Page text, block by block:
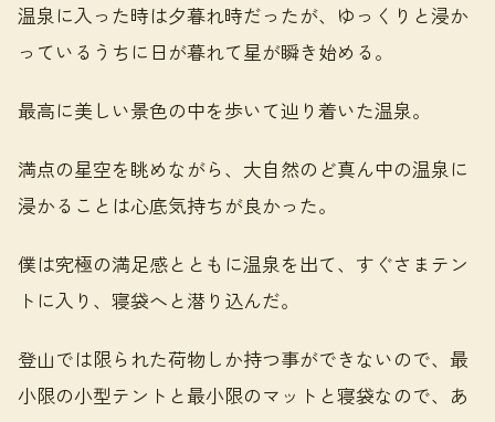
温泉に入った時は夕暮れ時だったが、ゆっくりと浸か
っているうちに日が暮れて星が瞬き始める。
最高に美しい景色の中を歩いて辿り着いた温泉。
満点の星空を眺めながら、大自然のど真ん中の温泉に
浸かることは心底気持ちが良かった。
僕は究極の満足感とともに温泉を出て、すぐさまテン
トに入り、寝袋へと潜り込んだ。
登山では限られた荷物しか持つ事ができないので、最
小限の小型テントと最小限のマットと寝袋なので、あ